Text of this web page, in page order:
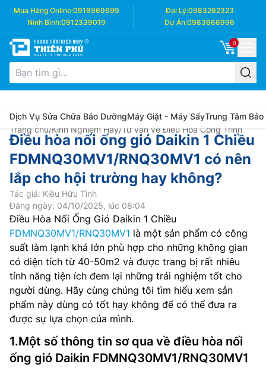
Mua Hàng Online:0918969699 Đại Lý:0983262323
Ninh Bình:0912339019 Dự Án:0983666996
0
Dịch Vụ Sửa Chữa Bảo DưỡngMáy Giặt - Máy SấyTrung Tâm Bảo
Trang chủ/Kinh Nghiệm Hay/Tư vấn về Điều Hòa Công Trình
Điều hòa nối ống gió Daikin 1 Chiều
FDMNQ30MV1/RNQ30MV1 có nên
lắp cho hội trường hay không?
Tác giả: Kiều Hữu Tình
Đăng ngày: 04/10/2025, lúc 08:04
Điều Hòa Nối Ống Gió Daikin 1 Chiều
FDMNQ30MV1/RNQ30MV1 là một sản phẩm có công
suất làm lạnh khá lớn phù hợp cho những không gian
có diện tích từ 40-50m2 và được trang bị rất nhiêu
tính năng tiện ích đem lại những trải nghiệm tốt cho
người dùng. Hãy cùng chúng tôi tìm hiểu xem sản
phẩm này dùng có tốt hay không để có thể đưa ra
được sự lựa chọn của mình.
1.Một số thông tin sơ qua về điều hòa nối
ống gió Daikin FDMNQ30MV1/RNQ30MV1